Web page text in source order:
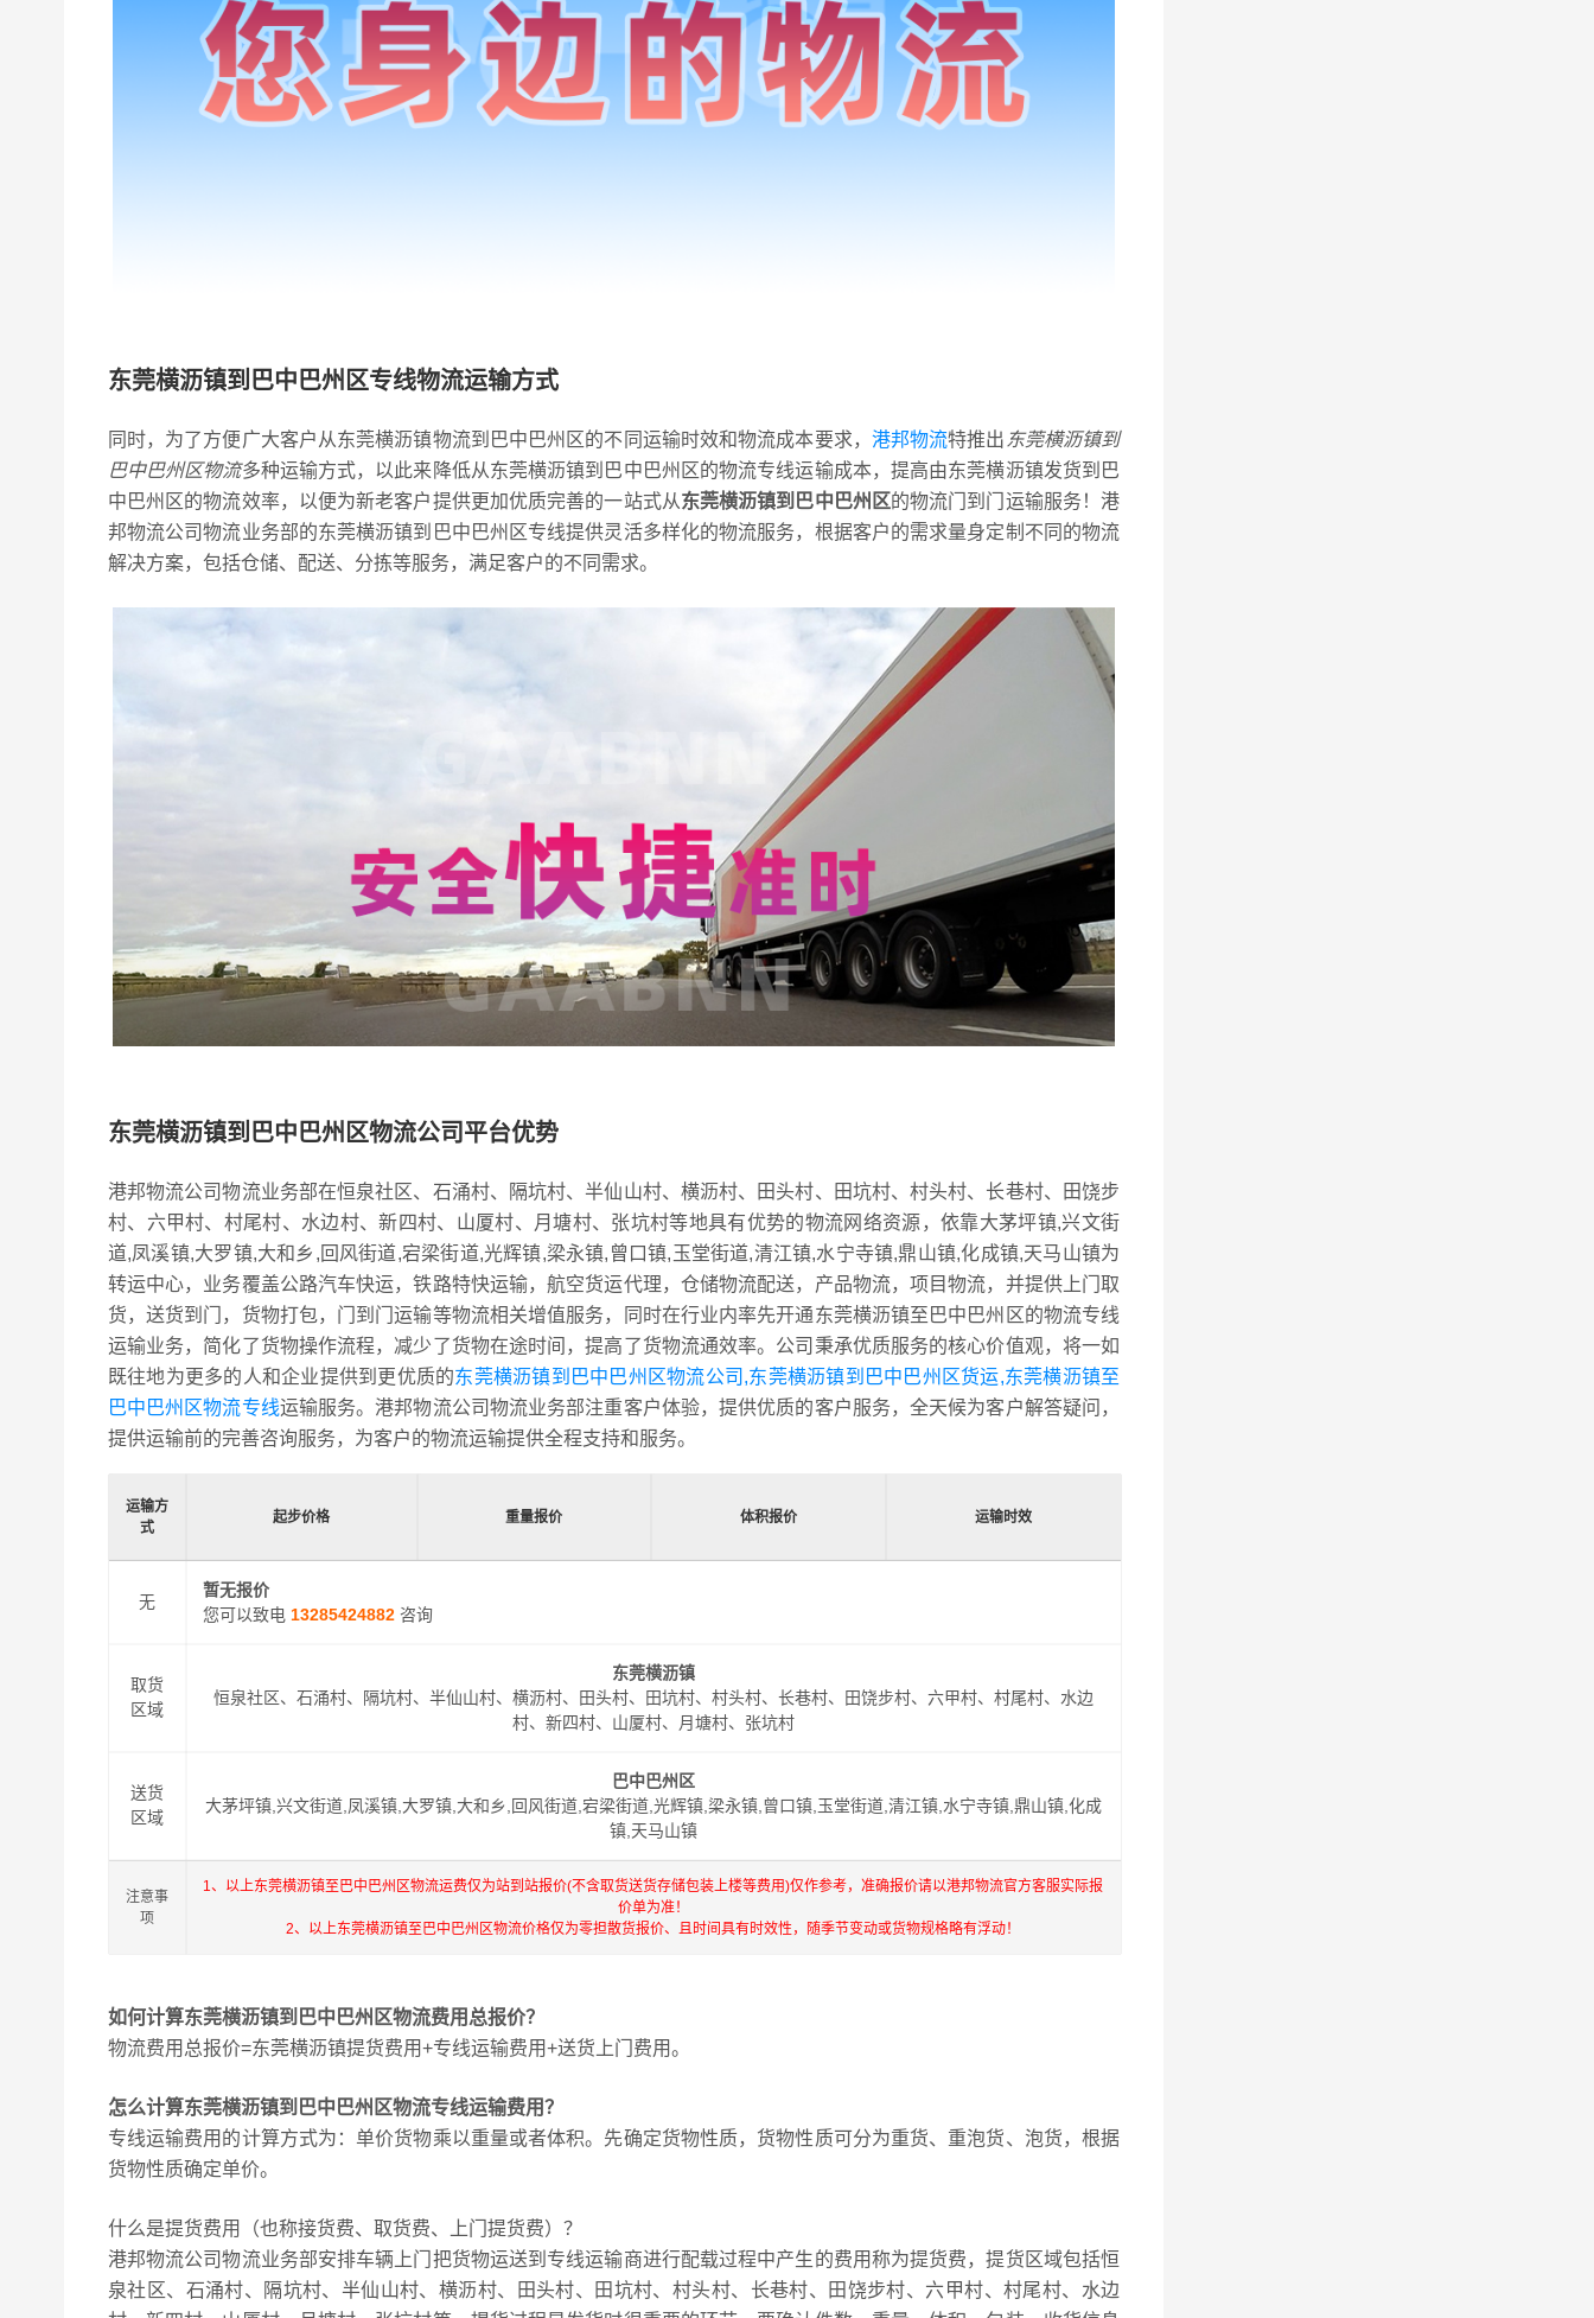
东莞横沥镇到巴中巴州区专线物流运输方式
同时，为了方便广大客户从东莞横沥镇物流到巴中巴州区的不同运输时效和物流成本要求， 港邦物流特推出 东莞横沥镇到
巴中巴州区物流多种运输方式，以此来降低从东莞横沥镇到巴中巴州区的物流专线运输成本，提高由东莞横沥镇发货到巴
中巴州区的物流效率，以便为新老客户提供更加优质完善的一站式从东莞横沥镇到巴中巴州区的物流门到门运输服务！港
邦物流公司物流业务部的东莞横沥镇到巴中巴州区专线提供灵活多样化的物流服务，根据客户的需求量身定制不同的物流
解决方案，包括仓储、配送、分拣等服务，满足客户的不同需求。
东莞横沥镇到巴中巴州区物流公司平台优势
港邦物流公司物流业务部在恒泉社区、石涌村、隔坑村、半仙山村、横沥村、田头村、田坑村、村头村、长巷村、田饶步
村、六甲村、村尾村、水边村、新四村、山厦村、月塘村、张坑村等地具有优势的物流网络资源，依靠大茅坪镇,兴文街
道,凤溪镇,大罗镇,大和乡,回风街道,宕梁街道,光辉镇,梁永镇,曾口镇,玉堂街道,清江镇,水宁寺镇,鼎山镇,化成镇,天马山镇为
转运中心，业务覆盖公路汽车快运，铁路特快运输，航空货运代理，仓储物流配送，产品物流，项目物流，并提供上门取
货，送货到门，货物打包，门到门运输等物流相关增值服务，同时在行业内率先开通东莞横沥镇至巴中巴州区的物流专线
运输业务，简化了货物操作流程，减少了货物在途时间，提高了货物流通效率。公司秉承优质服务的核心价值观，将一如
既往地为更多的人和企业提供到更优质的东莞横沥镇到巴中巴州区物流公司,东莞横沥镇到巴中巴州区货运,东莞横沥镇至
巴中巴州区物流专线运输服务。港邦物流公司物流业务部注重客户体验，提供优质的客户服务，全天候为客户解答疑问，
提供运输前的完善咨询服务，为客户的物流运输提供全程支持和服务。
运输方
式
起步价格 重量报价 体积报价 运输时效
无
暂无报价
您可以致电 13285424882咨询
取货
区域
东莞横沥镇
恒泉社区、石涌村、隔坑村、半仙山村、横沥村、田头村、田坑村、村头村、长巷村、田饶步村、六甲村、村尾村、水边
村、新四村、山厦村、月塘村、张坑村
送货
区域
巴中巴州区
大茅坪镇,兴文街道,凤溪镇,大罗镇,大和乡,回风街道,宕梁街道,光辉镇,梁永镇,曾口镇,玉堂街道,清江镇,水宁寺镇,鼎山镇,化成
镇,天马山镇
注意事
项
1、以上东莞横沥镇至巴中巴州区物流运费仅为站到站报价(不含取货送货存储包装上楼等费用)仅作参考，准确报价请以港邦物流官方客服实际报
价单为准！
2、以上东莞横沥镇至巴中巴州区物流价格仅为零担散货报价、且时间具有时效性，随季节变动或货物规格略有浮动！
如何计算东莞横沥镇到巴中巴州区物流费用总报价？
物流费用总报价=东莞横沥镇提货费用+专线运输费用+送货上门费用。
怎么计算东莞横沥镇到巴中巴州区物流专线运输费用？
专线运输费用的计算方式为：单价货物乘以重量或者体积。先确定货物性质，货物性质可分为重货、重泡货、泡货，根据
货物性质确定单价。
什么是提货费用（也称接货费、取货费、上门提货费）？
港邦物流公司物流业务部安排车辆上门把货物运送到专线运输商进行配载过程中产生的费用称为提货费，提货区域包括恒
泉社区、石涌村、隔坑村、半仙山村、横沥村、田头村、田坑村、村头村、长巷村、田饶步村、六甲村、村尾村、水边